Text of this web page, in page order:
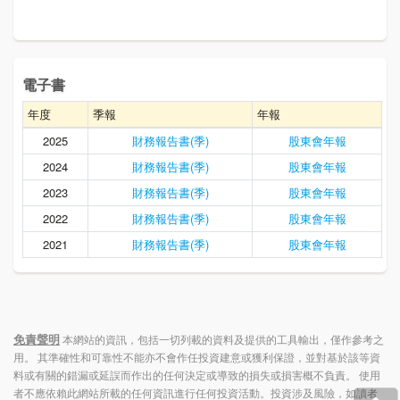
電子書
年度 季報
年報
2025
財務報告書(季)
股東會年報
2024
財務報告書(季)
股東會年報
2023
財務報告書(季)
股東會年報
2022
財務報告書(季)
股東會年報
2021
財務報告書(季) 股東會年報
免責聲明本網站的資訊，包括一切列載的資料及提供的工具輸出，僅作參考之
用。 其準確性和可靠性不能亦不會作任投資建意或獲利保證，並對基於該等資
料或有關的錯漏或延誤而作出的任何決定或導致的損失或損害概不負責。 使用
者不應依賴此網站所載的任何資訊進行任何投資活動。投資涉及風險，如讀者